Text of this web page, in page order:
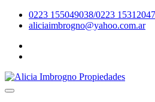
0223 155049038/0223
aliciaimbrogno@yahoo.com.ar